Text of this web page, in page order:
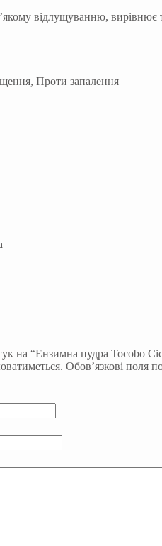
відлущуванню, вирівнює
Проти запалення
на “Ензимна пудра Tocobo
Обов’язкові поля